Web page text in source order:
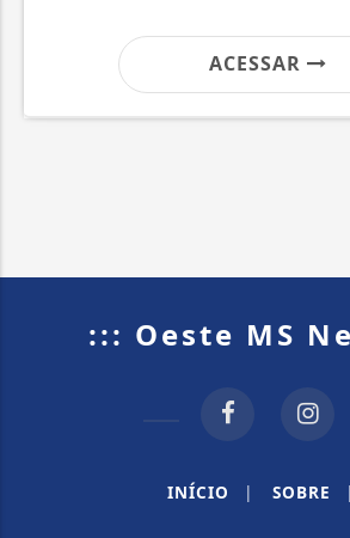
ACESSAR
::: Oeste MS
INÍCIO | SOBRE |